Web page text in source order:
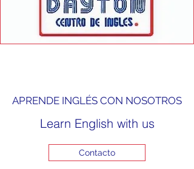
APRENDE INGLÉS CON NOSOTROS
Learn English with us
Contacto